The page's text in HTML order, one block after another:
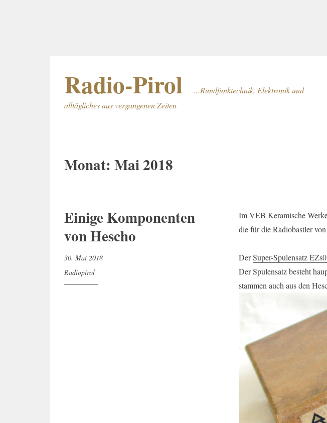
Inhalt
springen
Radio-Pirol
…Rundfunktechnik, Elektronik und
alltägliches aus vergangenen Zeiten
Monat: Mai 2018
Einige Komponenten
von Hescho
30. Mai 2018
Radiopirol
Im VEB Keramische
die für die Radiobastler
DerSuper-Spulensatz
Der Spulensatz besteht
stammen auch aus den